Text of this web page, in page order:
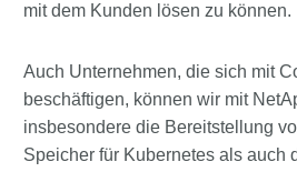
mit dem Kunden lösen zu können.
Auch Unternehmen, die sich mit
beschäftigen, können wir mit
insbesondere die Bereitstellung
Speicher für Kubernetes als auch